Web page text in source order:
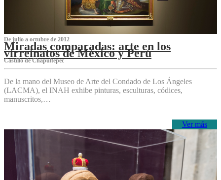
De julio a octubre de 2012
Miradas comparadas: arte en los
virreinatos de México y Perú
Castillo de Chapultepec
De la mano del Museo de Arte del Condado de Los Ángeles
(LACMA), el INAH exhibe pinturas, esculturas, códices,
manuscritos,…
Ver más